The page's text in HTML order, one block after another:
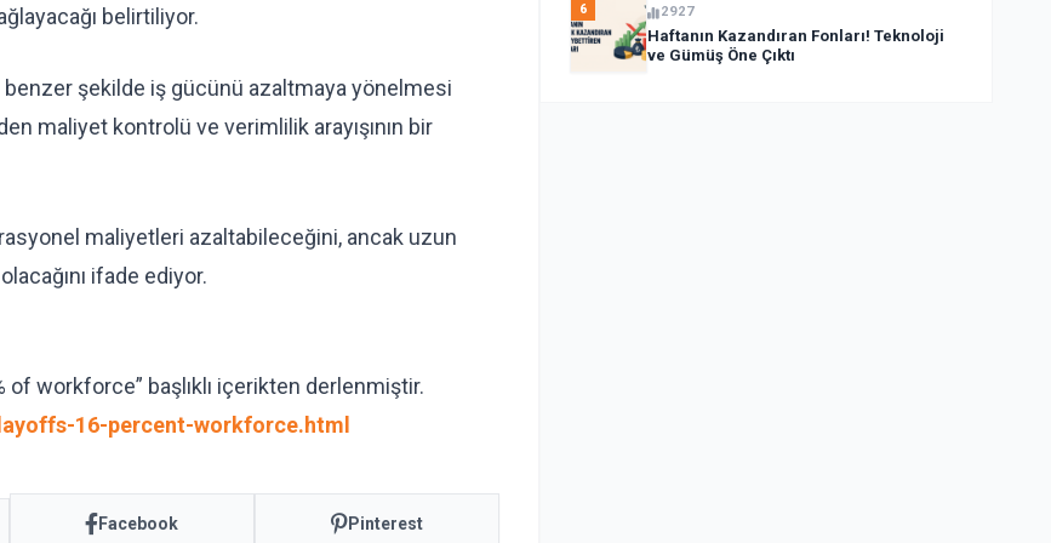
belirtiliyor.
şekilde iş gücünü azaltmaya yönelmesi
maliyet kontrolü ve verimlilik arayışının bir
maliyetleri azaltabileceğini, ancak uzun
ifade ediyor.
of workforce” başlıklı içerikten derlenmiştir.
16-percent-workforce.html
Facebook Pinterest
6 2927
Haftanın Kazandıran Fonları! Teknoloji
ve Gümüş Öne Çıktı